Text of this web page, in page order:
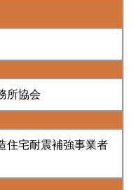
所協会
住宅耐震補強事業者